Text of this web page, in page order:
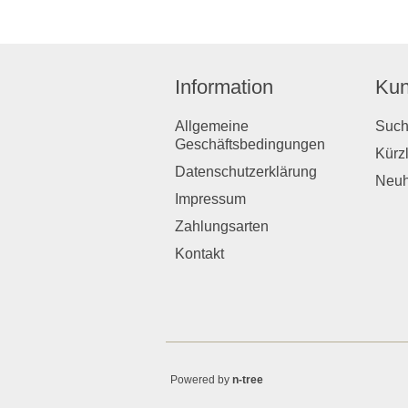
Information
Allgemeine
Geschäftsbedingungen
Datenschutzerklärung
Impressum
Zahlungsarten
Kontakt
Powered by n-tree